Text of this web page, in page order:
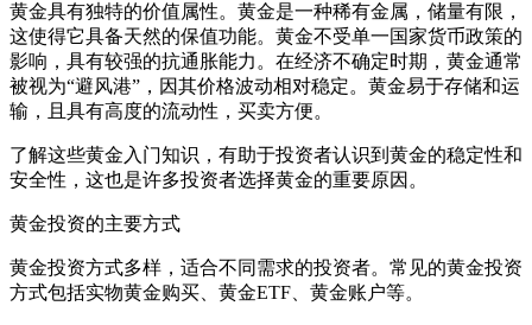
黄金具有独特的价值属性。黄金是一种稀有金属，储量有限，
这使得它具备天然的保值功能。黄金不受单一国家货币政策的
影响，具有较强的抗通胀能力。在经济不确定时期，黄金通常
被视为“避风港”，因其价格波动相对稳定。黄金易于存储和运
输，且具有高度的流动性，买卖方便。
了解这些黄金入门知识，有助于投资者认识到黄金的稳定性和
安全性，这也是许多投资者选择黄金的重要原因。
黄金投资的主要方式
黄金投资方式多样，适合不同需求的投资者。常见的黄金投资
方式包括实物黄金购买、黄金ETF、黄金账户等。